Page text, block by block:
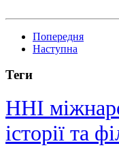
Попередня
Наступна
Теги
ННІ
історії та